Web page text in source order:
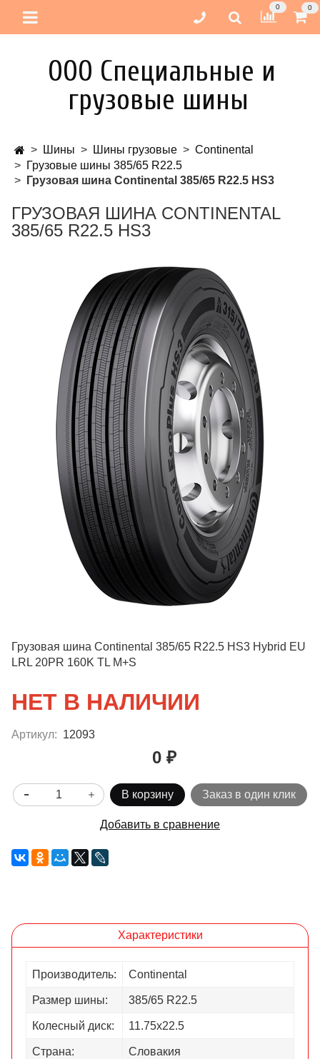
0 0
ООО Специальные и
грузовые шины
Шины Шины грузовые
Continental
Грузовые шины 385/65 R22.5
Грузовая шина Continental 385/65 R22.5 HS3
ГРУЗОВАЯ ШИНА CONTINENTAL
385/65 R22.5 HS3
Грузовая шина Continental 385/65 R22.5 HS3 Hybrid EU
LRL 20PR 160K TL M+S
НЕТ В НАЛИЧИИ
Артикул: 12093
0 ₽
В корзину Заказ в один клик
Добавить в сравнение
Характеристики
Производитель: Continental
Размер шины: 385/65 R22.5
Колесный диск: 11.75х22.5
Страна: Словакия